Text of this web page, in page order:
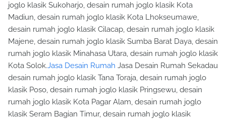
joglo klasik Sukoharjo, desain rumah joglo klasik Kota
Madiun, desain rumah joglo klasik Kota Lhokseumawe,
desain rumah joglo klasik Cilacap, desain rumah joglo klasik
Majene, desain rumah joglo klasik Sumba Barat Daya, desain
rumah joglo klasik Minahasa Utara, desain rumah joglo klasik
Kota Solok.Jasa Desain Rumah Jasa Desain Rumah Sekadau
desain rumah joglo klasik Tana Toraja, desain rumah joglo
klasik Poso, desain rumah joglo klasik Pringsewu, desain
rumah joglo klasik Kota Pagar Alam, desain rumah joglo
klasik Seram Bagian Timur, desain rumah joglo klasik